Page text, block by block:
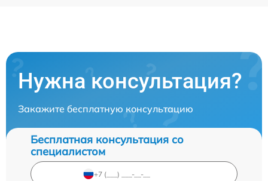
Нужна консультация?
Закажите бесплатную консультацию
Бесплатная консультация со
специалистом